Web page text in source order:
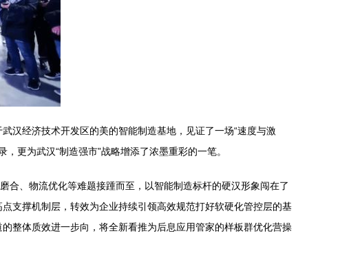
汉经济技术开发区的美的智能制造基地，见证了一场“速度与激
更为武汉“制造强市”战略增添了浓墨重彩的一笔。
合、物流优化等难题接踵而至，以智能制造标杆的硬汉形象闯在了
支撑机制层，转效为企业持续引领高效规范打好软硬化管控层的基
整体质效进一步向，将全新看推为后息应用管家的样板群优化营操